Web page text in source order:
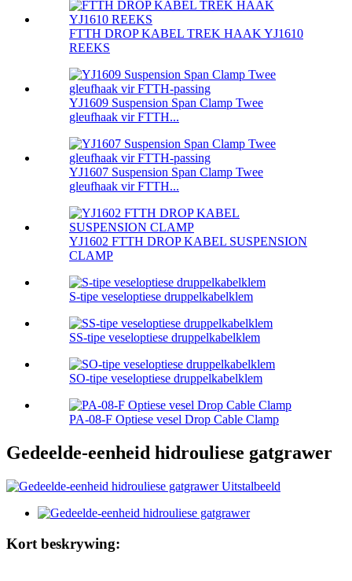
FTTH DROP KABEL TREK HAAK YJ1610
REEKS
YJ1609 Suspension Span Clamp Twee
gleufhaak vir FTTH...
YJ1607 Suspension Span Clamp Twee
gleufhaak vir FTTH...
YJ1602 FTTH DROP KABEL SUSPENSION
CLAMP
S-tipe veseloptiese druppelkabelklem
SS-tipe veseloptiese druppelkabelklem
SO-tipe veseloptiese druppelkabelklem
PA-08-F Optiese vesel Drop Cable Clamp
Gedeelde-eenheid hidrouliese gatgrawer
Kort beskrywing: